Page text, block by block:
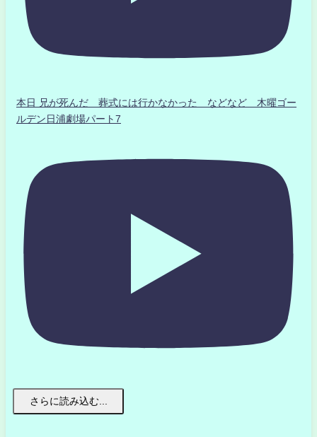
本日 兄が死んだ 葬式には行かなかった などなど 木曜ゴー
ルデン日浦劇場パート7
さらに読み込む...